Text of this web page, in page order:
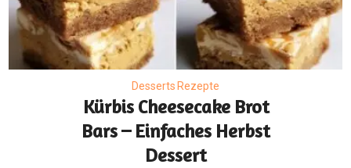
Desserts Rezepte
Kürbis Cheesecake Brot
Bars – Einfaches Herbst
Dessert